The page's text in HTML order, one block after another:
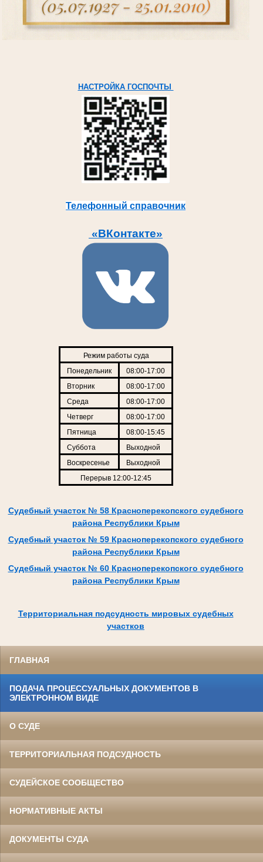
НАСТРОЙКА ГОСПОЧТЫ
Телефонный справочник
«ВКонтакте»
Режим работы суда
Понедельник
08:00-17:00
Вторник
08:00-17:00
Среда
08:00-17:00
Четверг
08:00-17:00
Пятница
08:00-15:45
Суббота
Выходной
Воскресенье
Выходной
Перерыв 12:00-12:45
Судебный участок № 58 Красноперекопского судебного
района Республики Крым
Судебный участок № 59 Красноперекопского судебного
района Республики Крым
Судебный участок № 60 Красноперекопского судебного
района Республики Крым
Территориальная подсудность мировых судебных
участков
ГЛАВНАЯ
ПОДАЧА ПРОЦЕССУАЛЬНЫХ ДОКУМЕНТОВ В
ЭЛЕКТРОННОМ ВИДЕ
О СУДЕ
ТЕРРИТОРИАЛЬНАЯ ПОДСУДНОСТЬ
СУДЕЙСКОЕ СООБЩЕСТВО
НОРМАТИВНЫЕ АКТЫ
ДОКУМЕНТЫ СУДА